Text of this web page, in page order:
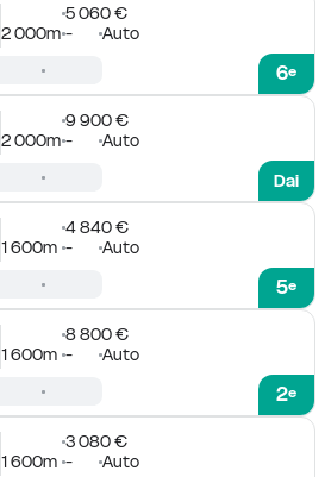
5 060 €
2 000m - Auto
6e
9 900 €
2 000m -
Auto
Dai
4 840 €
1 600m - Auto
5e
8 800 €
1 600m - Auto
2e
3 080 €
1 600m - Auto